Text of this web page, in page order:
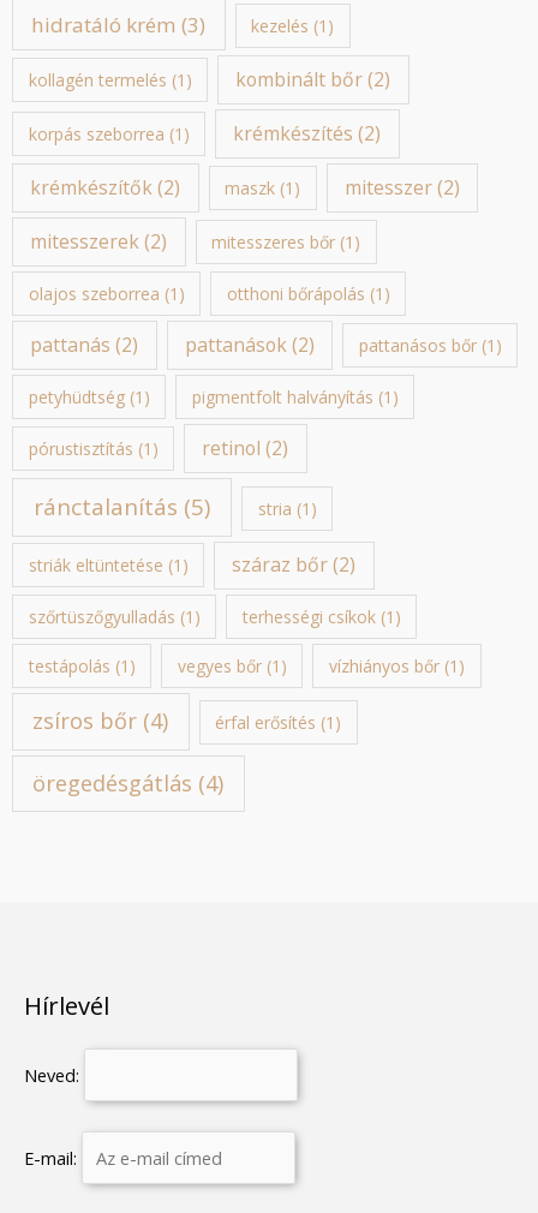
hidratáló krém (3) kezelés (1)
kollagén termelés (1) kombinált bőr(2)
korpás szeborrea (1) krémkészítés (2)
krémkészítők(2) maszk (1) mitesszer(2)
mitesszerek(2) mitesszeres bőr (1)
olajos szeborrea (1) otthoni bőrápolás (1)
pattanás (2) pattanások(2) pattanásos bőr(1)
petyhüdtség(1) pigmentfolt halványítás (1)
pórustisztítás (1) retinol (2)
ránctalanítás (5) stria (1)
striák eltüntetése (1) száraz bőr(2)
szőrtüszőgyulladás (1) terhességi csíkok(1)
testápolás (1) vegyes bőr(1) vízhiányos bőr(1)
zsíros bőr (4) érfal erősítés (1)
öregedésgátlás (4)
Hírlevél
Neved:
E-mail: